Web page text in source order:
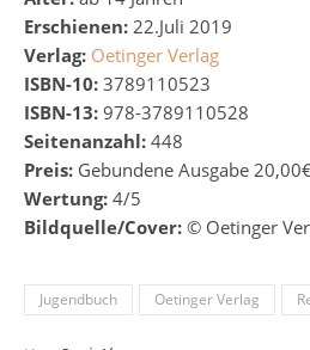
Erschienen: 22.Juli 2019
Verlag: Oetinger Verlag
ISBN-10: 3789110523
ISBN-13: 978-3789110528
Seitenanzahl: 448
Preis: Gebundene Ausgabe
Wertung: 4/5
Bildquelle/Cover: © Oetinger
Jugendbuch Oetinger Verlag